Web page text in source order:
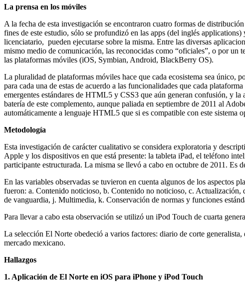
La prensa en los móviles
A la fecha de esta investigación se encontraron cuatro formas de
fines de este estudio, sólo se profundizó en las apps (del inglés
licenciatario, pueden ejecutarse sobre la misma. Entre las diversas
mismo medio de comunicación, las reconocidas como “oficiales”, o por un
las plataformas móviles (iOS, Symbian, Android, BlackBerry OS).
La pluralidad de plataformas móviles hace que cada ecosistema sea único,
para cada una de estas de acuerdo a las funcionalidades que cada
emergentes estándares de HTML5 y CSS3 que aún generan confusión, y
batería de este complemento, aunque paliada en septiembre de 2011 al
automáticamente a lenguaje HTML5 que si es compatible con este sistema
Metodología
Esta investigación de carácter cualitativo se considera exploratoria y
Apple y los dispositivos en que está presente: la tableta iPad, el teléfono
participante estructurada. La misma se llevó a cabo en octubre de 2011. Es
En las variables observadas se tuvieron en cuenta algunos de los
fueron: a. Contenido noticioso, b. Contenido no noticioso, c.
de vanguardia, j. Multimedia, k. Conservación de normas y funciones
Para llevar a cabo esta observación se utilizó un iPod Touch de cuarta
La selección El Norte obedeció a varios factores: diario de corte
mercado mexicano.
Hallazgos
1. Aplicación de El Norte en iOS para iPhone y iPod Touch